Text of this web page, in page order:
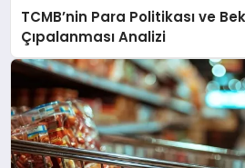
TCMB’nin Para Politikası ve
Çıpalanması Analizi